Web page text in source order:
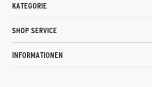
KATEGORIE
SHOP SERVICE
INFORMATIONEN